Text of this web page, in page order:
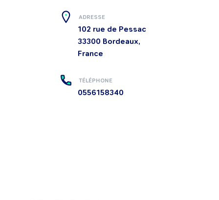
ADRESSE
102 rue de Pessac
33300 Bordeaux,
France
TÉLÉPHONE
0556158340